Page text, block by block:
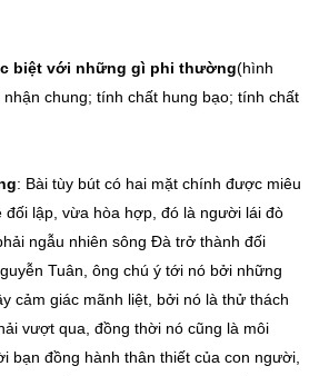
biệt với những gì phi thường(hình
chung; tính chất hung bạo; tính chất
: Bài tùy bút có hai mặt chính được miêu
đối lập, vừa hòa hợp, đó là người lái đò
ngẫu nhiên sông Đà trở thành đối
Tuân, ông chú ý tới nó bởi những
cảm giác mãnh liệt, bởi nó là thử thách
vượt qua, đồng thời nó cũng là môi
bạn đồng hành thân thiết của con người,